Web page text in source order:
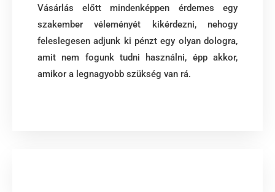
Vásárlás előtt mindenképpen érdemes egy
szakember véleményét kikérdezni, nehogy
feleslegesen adjunk ki pénzt egy olyan dologra,
amit nem fogunk tudni használni, épp akkor,
amikor a legnagyobb szükség van rá.